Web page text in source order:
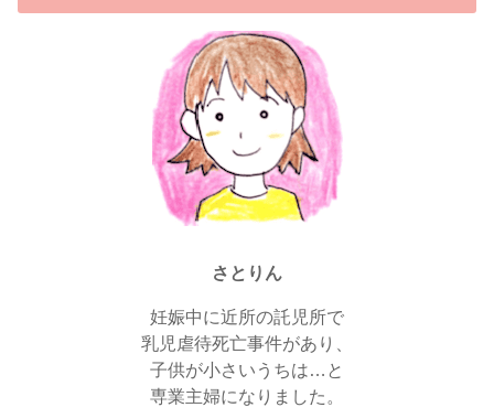
さとりん
妊娠中に近所の託児所で
乳児虐待死亡事件があり、
子供が小さいうちは…と
専業主婦になりました。